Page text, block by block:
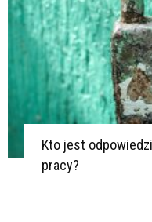
Kto jest
pracy?